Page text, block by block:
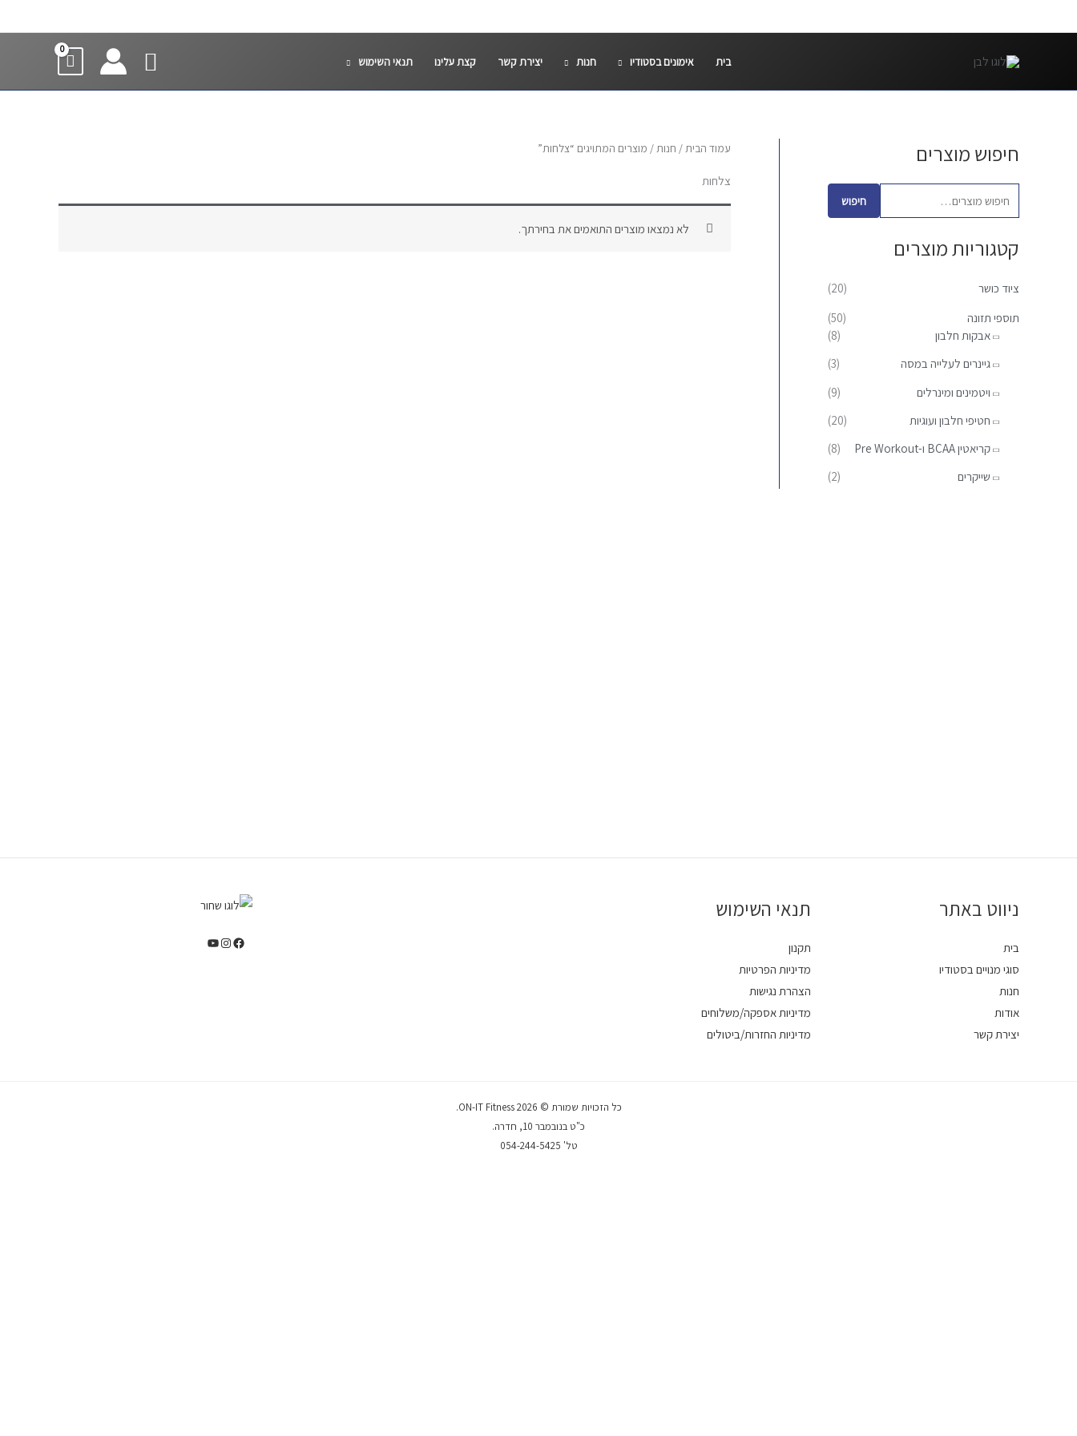
לתוכן
בית אימונים בסטודיו חנות יצירת קשר קצת עלינו תנאי השימוש חיפוש
חיפוש מוצרים
ח
פ
ו
ש
ו
ר
:
חיפוש
קטגוריות מוצרים
ציוד כושר
(20)
תוספי תזונה
(50)
אבקות חלבון
(8)
גיינרים לעלייה במסה
(3)
ויטמינים ומינרלים
(9)
חטיפי חלבון ועוגיות
(20)
קריאטין BCAA ו-Pre Workout
(8)
שייקרים
(2)
עמוד הבית/ חנות/ מוצרים המתויגים “צלחות”
צלחות
לא נמצאו מוצרים התואמים את בחירתך.
ניווט באתר
בית
סוגי מנויים בסטודיו
חנות
אודות
יצירת קשר
תנאי השימוש
תקנון
מדיניות הפרטיות
הצהרת נגישות
מדיניות אספקה/משלוחים
מדיניות החזרות/ביטולים
כל הזכויות שמורת © 2026 ON-IT Fitness.
כ"ט בנובמבר 10, חדרה.
טל' 054-244-5425